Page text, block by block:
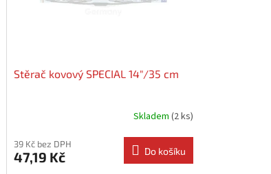
Stěrač kovový SPECIAL 14"/35 cm
Skladem (2 ks)
39 Kč bez DPH
47,19 Kč Do košíku